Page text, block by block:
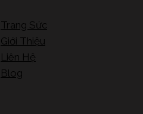
Trang Sức
Giới Thiệu
Liên Hệ
Blog